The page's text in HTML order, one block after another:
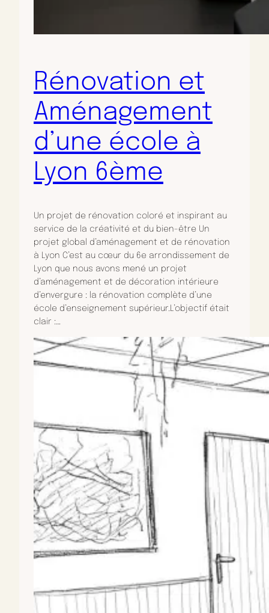
Rénovation et
Aménagement
d’une école à
Lyon 6ème
Un projet de rénovation coloré et inspirant au
service de la créativité et du bien-être Un
projet global d’aménagement et de rénovation
à Lyon C’est au cœur du 6e arrondissement de
Lyon que nous avons mené un projet
d’aménagement et de décoration intérieure
d’envergure : la rénovation complète d’une
école d’enseignement supérieur.L’objectif était
clair :…